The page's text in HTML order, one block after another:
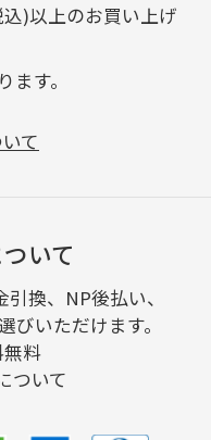
)以上のお買い上げ
す。
て
いて
換、NP後払い、
びいただけます。
料
ついて